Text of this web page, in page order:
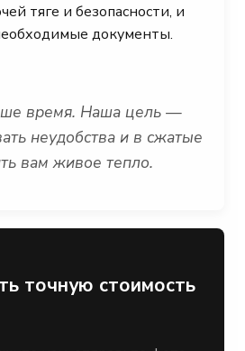
тяге и безопасности, и
документы.
время. Наша цель —
неудобства и в сжатые
вам живое тепло.
точную стоимость